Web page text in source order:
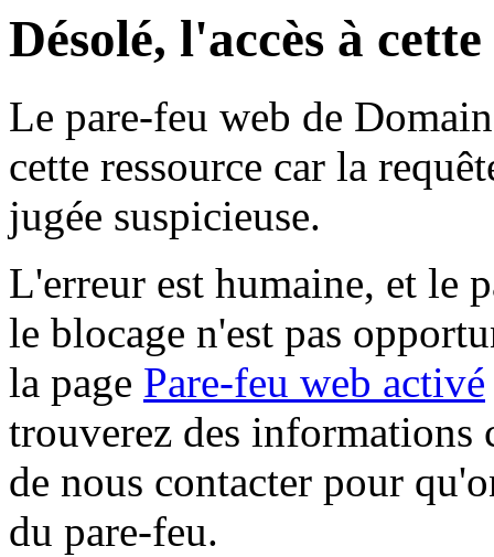
Désolé, l'accès à
Le pare-feu web de
cette ressource car la
jugée suspicieuse.
L'erreur est humaine, et le
le blocage n'est pas
la page Pare-feu web activé
trouverez des informations
de nous contacter pour
du pare-feu.